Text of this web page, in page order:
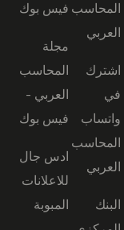
المحاسب
العربي
اشترك
في
واتساب
المحاسب
العربي
البنك
فيس بوك
مجلة
المحاسب
العربي -
فيس بوك
ادس جال
للاعلانات
المبوبة